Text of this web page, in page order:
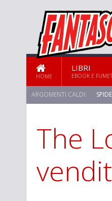
HOME
LIBRI
EBOOK E
ARGOMENTI CALDI:
The